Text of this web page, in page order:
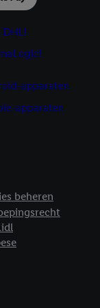
beheren
trekken, vind je
voor de Lidl